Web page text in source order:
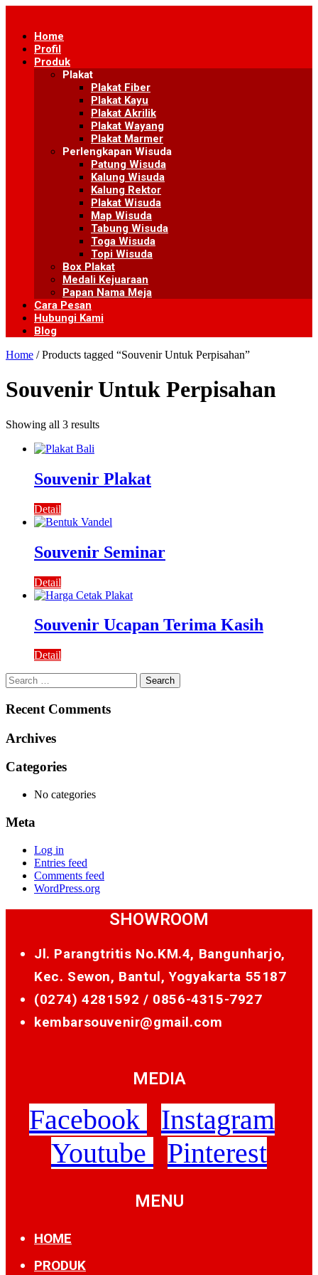
contentHome
Profil
Produk
Plakat
Plakat Fiber
Plakat Kayu
Plakat Akrilik
Plakat Wayang
Plakat Marmer
Perlengkapan Wisuda
Patung Wisuda
Kalung Wisuda
Kalung Rektor
Plakat Wisuda
Map Wisuda
Tabung Wisuda
Toga Wisuda
Topi Wisuda
Box Plakat
Medali Kejuaraan
Papan Nama Meja
Cara Pesan
Hubungi Kami
Blog
Home / Products tagged “Souvenir Untuk Perpisahan”
Souvenir Untuk Perpisahan
Showing all 3 results
Souvenir Plakat
Detail
Souvenir Seminar
Detail
Souvenir Ucapan Terima Kasih
Detail
Search
for:
Recent Comments
Archives
Categories
No categories
Meta
Log in
Entries feed
Comments feed
WordPress.org
SHOWROOM
Jl. Parangtritis No.KM.4, Bangunharjo,
Kec. Sewon, Bantul, Yogyakarta 55187
(0274) 4281592 / 0856-4315-7927
kembarsouvenir@gmail.com
MEDIA
Facebook
Instagram
Youtube
Pinterest
MENU
HOME
PRODUK